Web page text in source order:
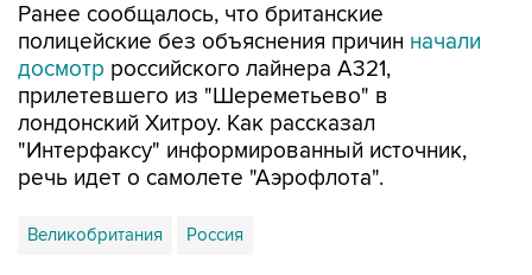
Ранее сообщалось, что британские
полицейские без объяснения причин начали
досмотр российского лайнера А321,
прилетевшего из "Шереметьево" в
лондонский Хитроу. Как рассказал
"Интерфаксу" информированный источник,
речь идет о самолете "Аэрофлота".
Великобритания Россия